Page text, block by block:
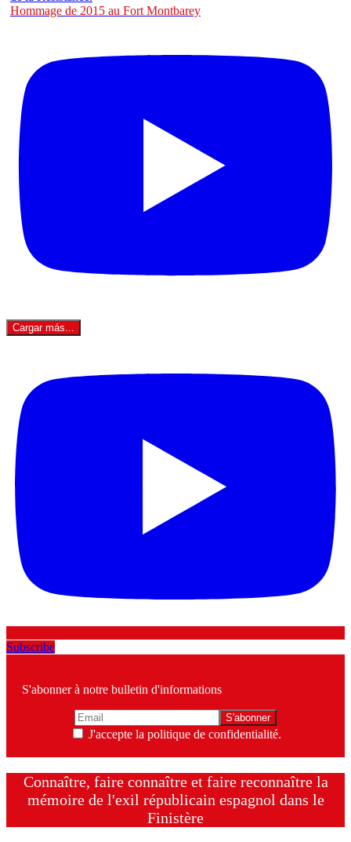
Hommage de 2015 au Fort Montbarey
Cargar más...
Subscribe
S'abonner à notre bulletin d'informations
J'accepte la politique de confidentialité.
Connaître, faire connaître et faire reconnaître la
mémoire de l'exil républicain espagnol dans le
Finistère